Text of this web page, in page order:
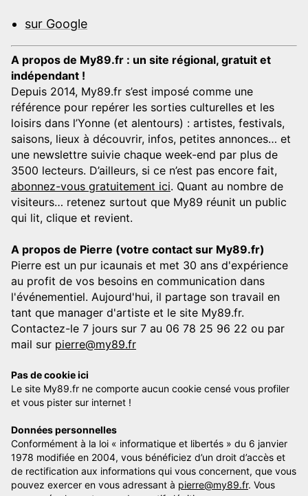
sur Google
A propos de My89.fr : un site régional, gratuit et
indépendant !
Depuis 2014, My89.fr s’est imposé comme une
référence pour repérer les sorties culturelles et les
loisirs dans l’Yonne (et alentours) : artistes, festivals,
saisons, lieux à découvrir, infos, petites annonces… et
une newslettre suivie chaque week-end par plus de
3500 lecteurs. D’ailleurs, si ce n’est pas encore fait,
abonnez-vous gratuitement ici. Quant au nombre de
visiteurs… retenez surtout que My89 réunit un public
qui lit, clique et revient.
A propos de Pierre (votre contact sur My89.fr)
Pierre est un pur icaunais et met 30 ans d'expérience
au profit de vos besoins en communication dans
l'événementiel. Aujourd'hui, il partage son travail en
tant que manager d'artiste et le site My89.fr.
Contactez-le 7 jours sur 7 au 06 78 25 96 22 ou par
mail sur pierre@my89.fr
Pas de cookie ici
Le site My89.fr ne comporte aucun cookie censé vous profiler
et vous pister sur internet !
Données personnelles
Conformément à la loi « informatique et libertés » du 6 janvier
1978 modifiée en 2004, vous bénéficiez d’un droit d’accès et
de rectification aux informations qui vous concernent, que vous
pouvez exercer en vous adressant à pierre@my89.fr. Vous